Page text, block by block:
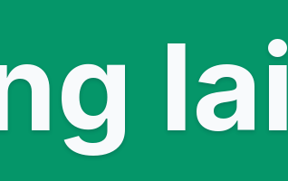
lai